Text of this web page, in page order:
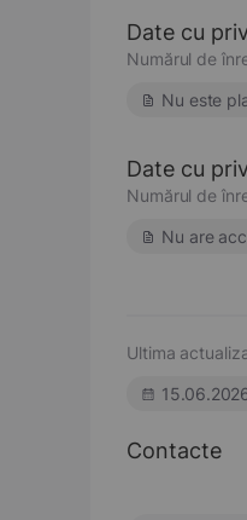
Date cu
Numărul de
Nu este
Date cu
Numărul de
Nu are
Ultima
Contacte